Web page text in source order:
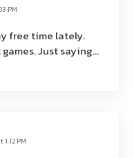
PM
free time lately.
Just saying…
1:12 PM